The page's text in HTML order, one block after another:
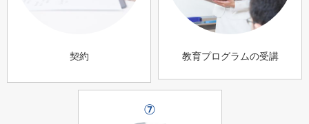
契約 教育プログラムの受講
⑦